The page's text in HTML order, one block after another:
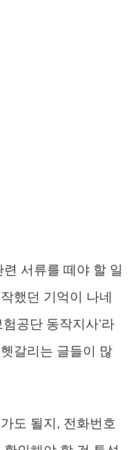
서류를 떼야 할 일
했던 기억이 나네
공단 동작지사’라
갈리는 글들이 많
도 될지, 전화번호